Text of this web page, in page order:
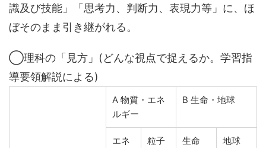
識及び技能」「思考力、判断力、表現力等」に、ほ
ぼそのまま引き継がれる。
◯理科の「見方」(どんな視点で捉えるか。学習指
導要領解説による)
A 物質・エネ
ルギー
B 生命・地球
エネ
粒子 生命 地球